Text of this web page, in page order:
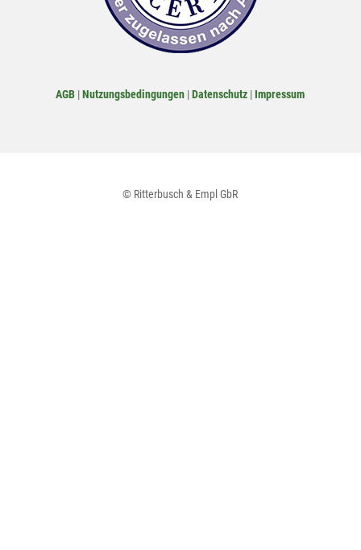
AGB |Nutzungsbedingungen |Datenschutz | Impressum
© Ritterbusch & Empl GbR